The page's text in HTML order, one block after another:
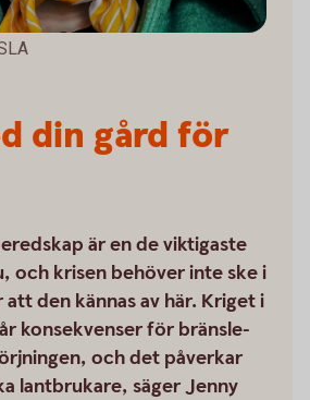
din gård för
är en de viktigaste
och krisen behöver inte ske i
den kännas av här. Kriget i
konsekvenser för bränsle-
och det påverkar
lantbrukare, säger Jenny